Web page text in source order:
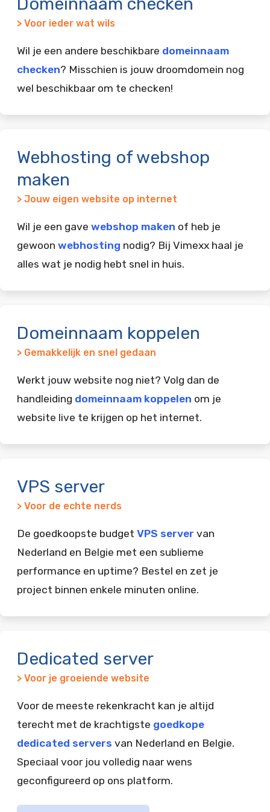
> Voor ieder wat wils
Wil je een andere beschikbare domeinnaam
checken? Misschien is jouw droomdomein nog
wel beschikbaar om te checken!
Webhosting of webshop
maken
> Jouw eigen website op internet
Wil je een gave webshop maken of heb je
gewoon webhosting nodig? Bij Vimexx haal je
alles wat je nodig hebt snel in huis.
Domeinnaam koppelen
> Gemakkelijk en snel gedaan
Werkt jouw website nog niet? Volg dan de
handleiding domeinnaam koppelen om je
website live te krijgen op het internet.
VPS server
> Voor de echte nerds
De goedkoopste budget VPS server van
Nederland en Belgie met een sublieme
performance en uptime? Bestel en zet je
project binnen enkele minuten online.
Dedicated server
> Voor je groeiende website
Voor de meeste rekenkracht kan je altijd
terecht met de krachtigste goedkope
dedicated servers van Nederland en Belgie.
Speciaal voor jou volledig naar wens
geconfigureerd op ons platform.